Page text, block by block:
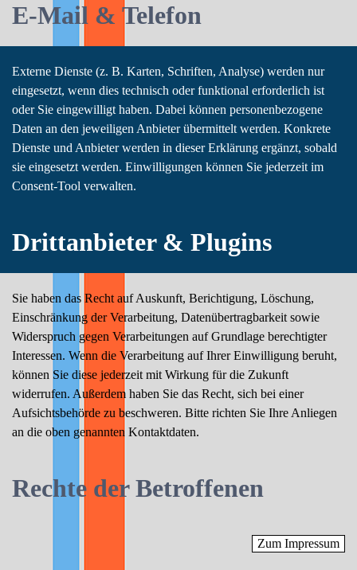
E-Mail & Telefon
Externe Dienste (z. B. Karten, Schriften, Analyse) werden nur
eingesetzt, wenn dies technisch oder funktional erforderlich ist
oder Sie eingewilligt haben. Dabei können personenbezogene
Daten an den jeweiligen Anbieter übermittelt werden. Konkrete
Dienste und Anbieter werden in dieser Erklärung ergänzt, sobald
sie eingesetzt werden. Einwilligungen können Sie jederzeit im
Consent-Tool verwalten.
Drittanbieter & Plugins
Sie haben das Recht auf Auskunft, Berichtigung, Löschung,
Einschränkung der Verarbeitung, Datenübertragbarkeit sowie
Widerspruch gegen Verarbeitungen auf Grundlage berechtigter
Interessen. Wenn die Verarbeitung auf Ihrer Einwilligung beruht,
können Sie diese jederzeit mit Wirkung für die Zukunft
widerrufen. Außerdem haben Sie das Recht, sich bei einer
Aufsichtsbehörde zu beschweren. Bitte richten Sie Ihre Anliegen
an die oben genannten Kontaktdaten.
Rechte der Betroffenen
Zum Impressum